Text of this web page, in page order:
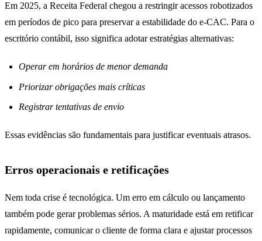
Em 2025, a Receita Federal chegou a restringir acessos robotizados
em períodos de pico para preservar a estabilidade do e-CAC. Para o
escritório contábil, isso significa adotar estratégias alternativas:
Operar em horários de menor demanda
Priorizar obrigações mais críticas
Registrar tentativas de envio
Essas evidências são fundamentais para justificar eventuais atrasos.
Erros operacionais e retificações
Nem toda crise é tecnológica. Um erro em cálculo ou lançamento
também pode gerar problemas sérios. A maturidade está em retificar
rapidamente, comunicar o cliente de forma clara e ajustar processos